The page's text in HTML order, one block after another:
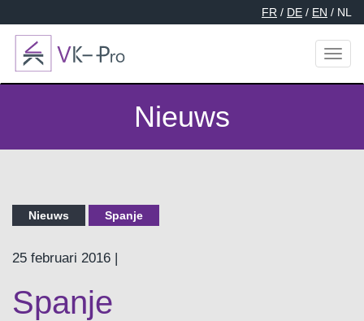
FR / DE / EN / NL
Nieuws
Nieuws Spanje
25 februari 2016 |
Spanje